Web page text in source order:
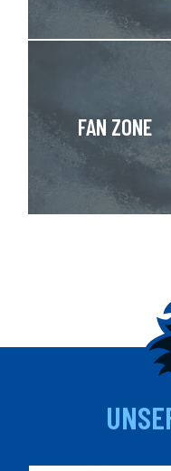
FAN ZONE